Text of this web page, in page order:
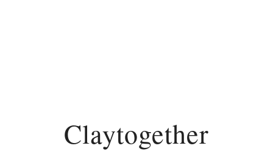
Claytogether